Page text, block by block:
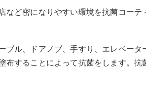
ど密になりやすい環境を抗菌コーテ
ブル、ドアノブ、手すり、エレベータ
布することによって抗菌をします。抗